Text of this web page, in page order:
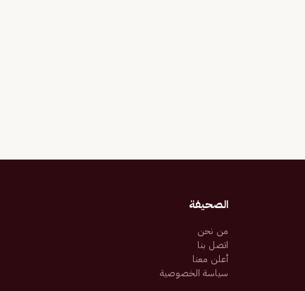
الصحيفة
من نحن
اتصل بنا
أعلن معنا
سياسة الخصوصية